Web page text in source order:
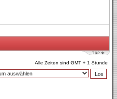
Alle Zeiten sind GMT + 1 Stunde